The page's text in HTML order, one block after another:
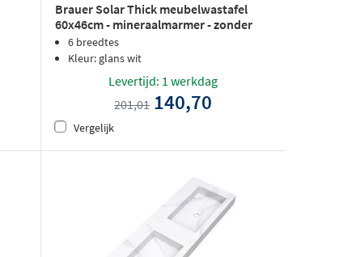
Brauer Solar Thick meubelwastafel
60x46cm - mineraalmarmer - zonder
kraangat - zijdeglans wit
6 breedtes
Kleur: glans wit
Levertijd: 1 werkdag
201,01 140,70
Vergelijk